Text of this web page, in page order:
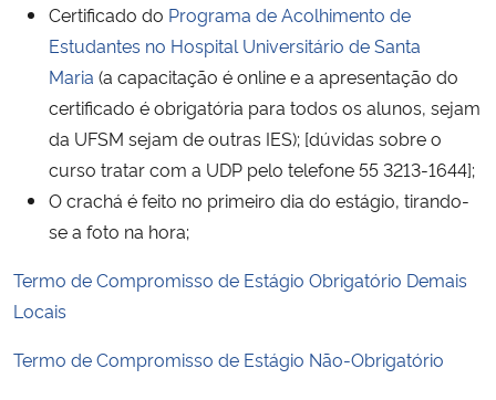
Certificado do Programa de Acolhimento de
Estudantes no Hospital Universitário de Santa
Maria (a capacitação é online e a apresentação do
certificado é obrigatória para todos os alunos, sejam
da UFSM sejam de outras IES); [dúvidas sobre o
curso tratar com a UDP pelo telefone 55 3213-1644];
O crachá é feito no primeiro dia do estágio, tirando-
se a foto na hora;
Termo de Compromisso de Estágio Obrigatório Demais
Locais
Termo de Compromisso de Estágio Não-Obrigatório